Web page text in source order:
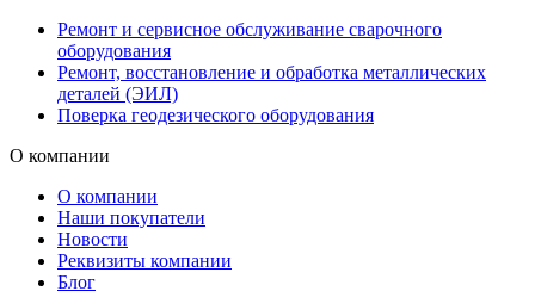
Ремонт и сервисное обслуживание сварочного
оборудования
Ремонт, восстановление и обработка металлических
деталей (ЭИЛ)
Поверка геодезического оборудования
О компании
О компании
Наши покупатели
Новости
Реквизиты компании
Блог